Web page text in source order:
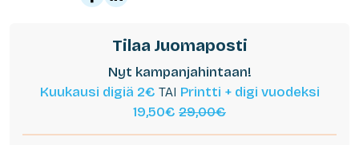
Tilaa Juomaposti
Nyt kampanjahintaan!
Kuukausi digiä 2€ TAI Printti + digi vuodeksi
19,50€ 29,00€